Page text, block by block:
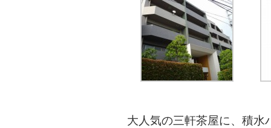
大人気の三軒茶屋に、積水